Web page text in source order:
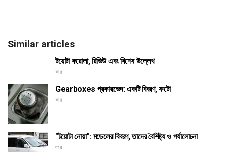
Similar articles
টয়োটা করোলা, রিভিউ এবং বিশেষ উল্লেখ
কার
Gearboxes প্রকারভেদ: একটি বিবরণ, ফটো
কার
"টয়োটা নোয়া": মডেলের বিবরণ, তাদের বৈশিষ্ট্য ও পর্যালোচনা
কার